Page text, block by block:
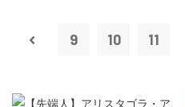
9 10 11